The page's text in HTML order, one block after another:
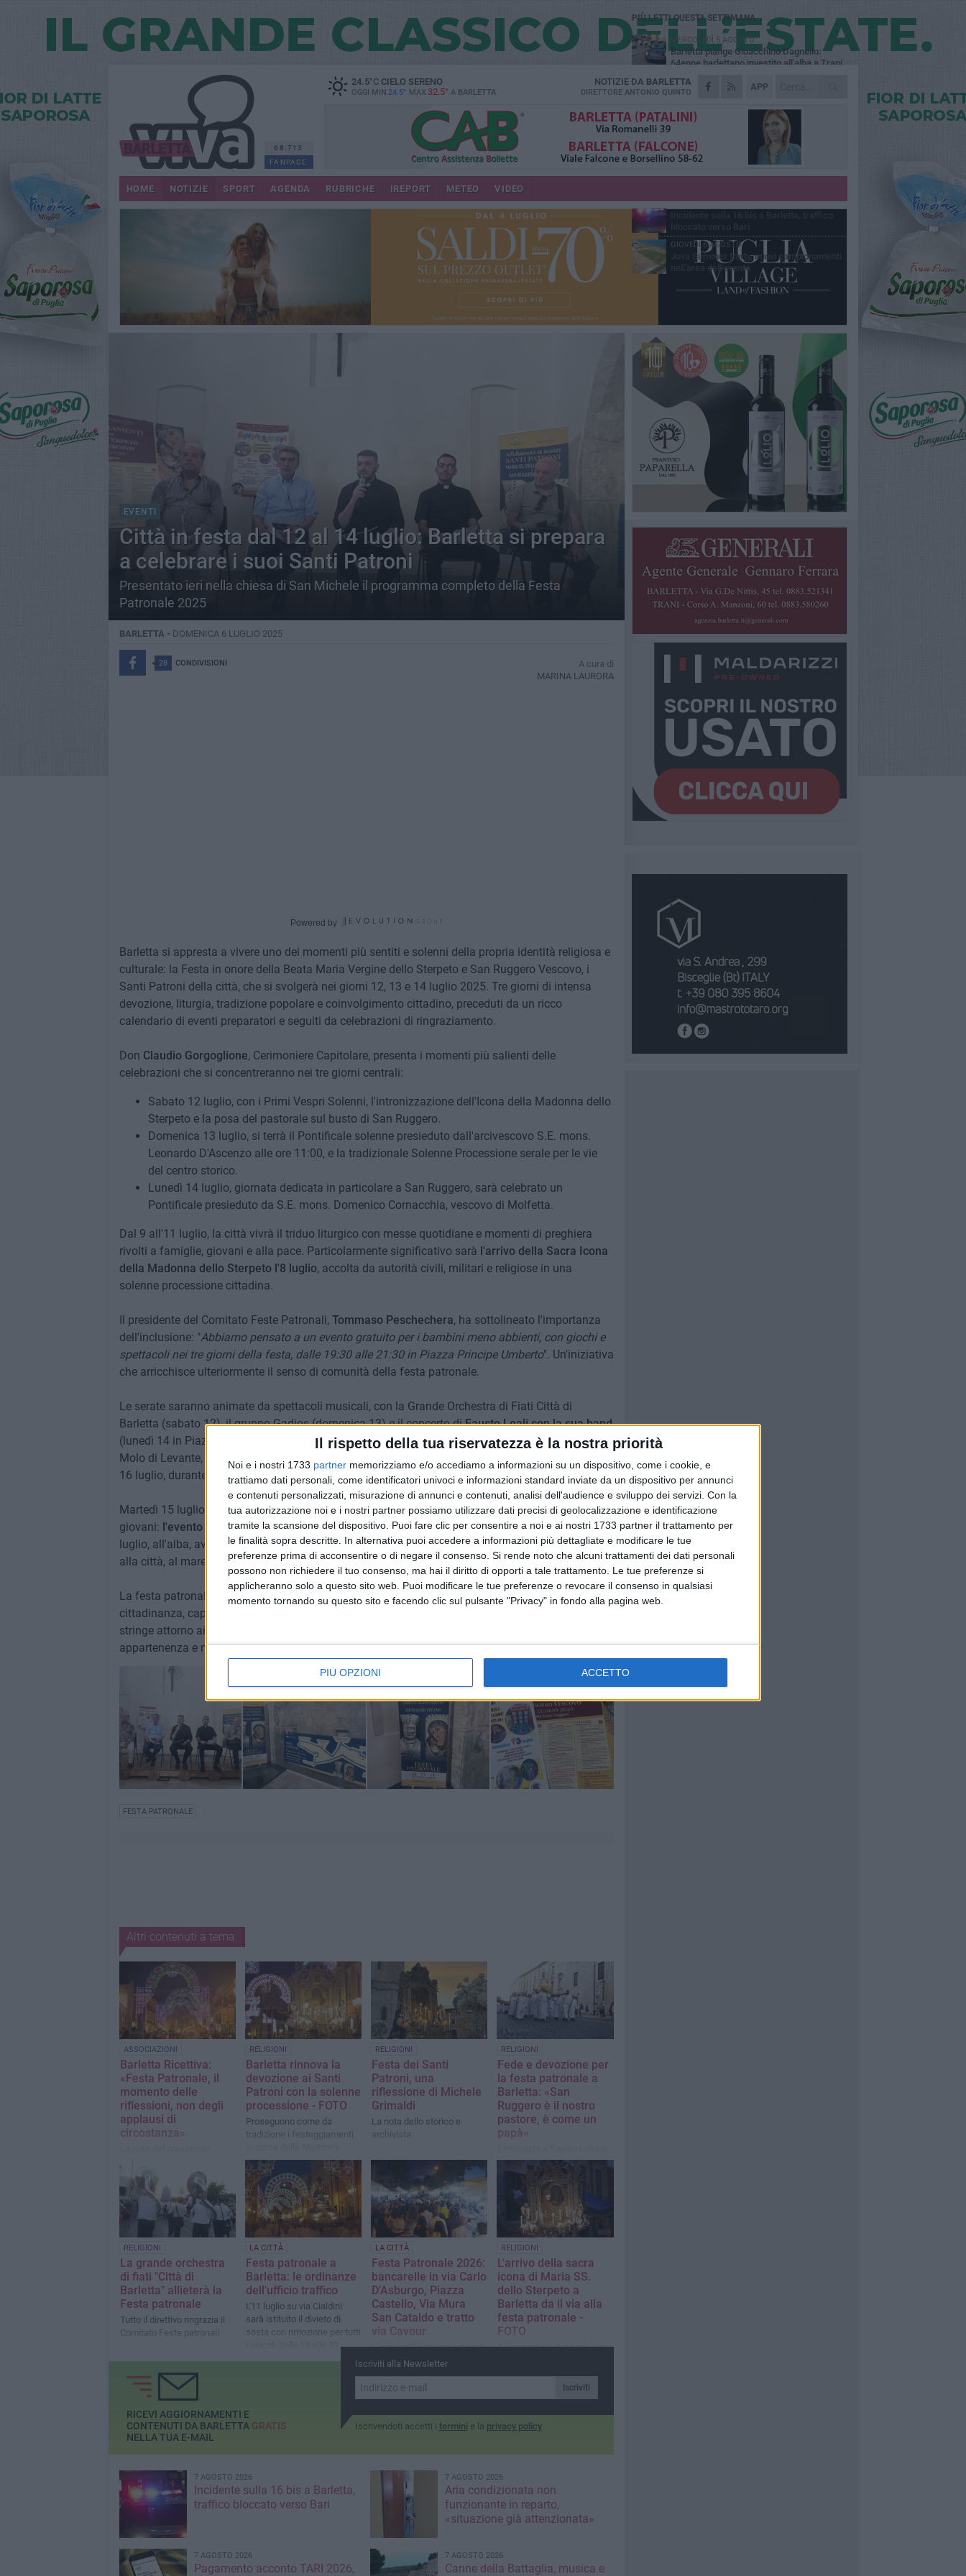
Il rispetto della tua riservatezza è la nostra priorità
Noi e i nostri 1733 partner memorizziamo e/o accediamo a informazioni su un dispositivo, come i cookie, e
trattiamo dati personali, come identificatori univoci e informazioni standard inviate da un dispositivo per annunci
e contenuti personalizzati, misurazione di annunci e contenuti, analisi dell'audience e sviluppo dei servizi. Con la
tua autorizzazione noi e i nostri partner possiamo utilizzare dati precisi di geolocalizzazione e identificazione
tramite la scansione del dispositivo. Puoi fare clic per consentire a noi e ai nostri 1733 partner il trattamento per
le finalità sopra descritte. In alternativa puoi accedere a informazioni più dettagliate e modificare le tue
preferenze prima di acconsentire o di negare il consenso. Si rende noto che alcuni trattamenti dei dati personali
possono non richiedere il tuo consenso, ma hai il diritto di opporti a tale trattamento. Le tue preferenze si
applicheranno solo a questo sito web. Puoi modificare le tue preferenze o revocare il consenso in qualsiasi
momento tornando su questo sito e facendo clic sul pulsante "Privacy" in fondo alla pagina web.
PIÙ OPZIONI ACCETTO
68.713
FANPAGE
24.5°CCIELO SERENO
OGGI MIN 24.5° MAX 32.5° A BARLETTA
APP
NOTIZIE DA BARLETTA
DIRETTORE ANTONIO QUINTO
HOME NOTIZIE SPORT AGENDA RUBRICHE IREPORT METEO VIDEO
EVENTI
Città in festa dal 12 al 14 luglio: Barletta si prepara
a celebrare i suoi Santi Patroni
Presentato ieri nella chiesa di San Michele il programma completo della Festa
Patronale 2025
BARLETTA - DOMENICA 6 LUGLIO 2025
28 CONDIVISIONI
A cura di
MARINA LAURORA
Powered by
Barletta si appresta a vivere uno dei momenti più sentiti e solenni della propria identità religiosa e
culturale: la Festa in onore della Beata Maria Vergine dello Sterpeto e San Ruggero Vescovo, i
Santi Patroni della città, che si svolgerà nei giorni 12, 13 e 14 luglio 2025. Tre giorni di intensa
devozione, liturgia, tradizione popolare e coinvolgimento cittadino, preceduti da un ricco
calendario di eventi preparatori e seguiti da celebrazioni di ringraziamento.
Don Claudio Gorgoglione, Cerimoniere Capitolare, presenta i momenti più salienti delle
celebrazioni che si concentreranno nei tre giorni centrali:
Sabato 12 luglio, con i Primi Vespri Solenni, l'intronizzazione dell'Icona della Madonna dello
Sterpeto e la posa del pastorale sul busto di San Ruggero.
Domenica 13 luglio, si terrà il Pontificale solenne presieduto dall'arcivescovo S.E. mons.
Leonardo D'Ascenzo alle ore 11:00, e la tradizionale Solenne Processione serale per le vie
del centro storico.
Lunedì 14 luglio, giornata dedicata in particolare a San Ruggero, sarà celebrato un
Pontificale presieduto da S.E. mons. Domenico Cornacchia, vescovo di Molfetta.
Dal 9 all'11 luglio, la città vivrà il triduo liturgico con messe quotidiane e momenti di preghiera
rivolti a famiglie, giovani e alla pace. Particolarmente significativo sarà l'arrivo della Sacra Icona
della Madonna dello Sterpeto l'8 luglio, accolta da autorità civili, militari e religiose in una
solenne processione cittadina.
Il presidente del Comitato Feste Patronali, Tommaso Peschechera, ha sottolineato l'importanza
dell'inclusione: "Abbiamo pensato a un evento gratuito per i bambini meno abbienti, con giochi e
spettacoli nei tre giorni della festa, dalle 19:30 alle 21:30 in Piazza Principe Umberto". Un'iniziativa
che arricchisce ulteriormente il senso di comunità della festa patronale.
Le serate saranno animate da spettacoli musicali, con la Grande Orchestra di Fiati Città di
Barletta (sabato 12), il gruppo Gadjos (domenica 13) e il concerto diFausto Leali con la sua band
(lunedì 14 in Piazza Aldo Moro). Immancabili anche le luminarie musicali, i fuochi d'artificio dal
Molo di Levante, e la tradizionale benedizione al mare e alle campagne nel giorno conclusivo del
16 luglio, durante la processione di rientro dei Santi Patroni.
Martedì 15 luglio sarà la Giornata di Ringraziamento, con un momento speciale dedicato ai
giovani: l'evento "Oratoriamoci", che culminerà in una celebrazione eucaristica nella Basilica. Il 16
luglio, all'alba, avverrà la processione di rientro dei Santi Patroni nelle loro sedi, con benedizioni
alla città, al mare e alle campagne.
La festa patronale di Barletta si conferma ogni anno un appuntamento irrinunciabile per la
cittadinanza, capace di unire spiritualità, cultura, arte e tradizione. Un momento in cui la città si
stringe attorno ai suoi Santi Protettori per rinnovare un legame profondo, fatto di devozione,
appartenenza e memoria collettiva.
FESTA PATRONALE
Altri contenuti a tema
ASSOCIAZIONI
Barletta Ricettiva:
«Festa Patronale, il
momento delle
riflessioni, non degli
applausi di
circostanza»
RELIGIONI
Barletta rinnova la
devozione ai Santi
Patroni con la solenne
processione - FOTO
Proseguono come da
tradizione i festeggiamenti
dello Sterpeto e San
Ruggero Vescovo
RELIGIONI
Festa dei Santi
Patroni, una
riflessione di Michele
Grimaldi
La nota dello storico e
archivista
RELIGIONI
Fede e devozione per
la festa patronale a
Barletta: «San
Ruggero è il nostro
pastore, è come un
papà»
presidente
dell’associazione “Portatori
di San Ruggero”
RELIGIONI
La grande orchestra
di fiati "Città di
Barletta" allieterà la
Festa patronale
Tutto il direttivo ringrazia il
Comitato Feste patronali
LA CITTÀ
Festa patronale a
Barletta: le ordinanze
dell'ufficio traffico
L'11 luglio su via Cialdini
sarà istituito il divieto di
sosta con rimozione per tutti
LA CITTÀ
Festa Patronale 2026:
bancarelle in via Carlo
D’Asburgo, Piazza
Castello, Via Mura
San Cataldo e tratto
via Cavour
I "paninari" saranno presenti
sulla litoranea di Ponente
RELIGIONI
L'arrivo della sacra
icona di Maria SS.
dello Sterpeto a
Barletta da il via alla
festa patronale -
FOTO
Ad accogliere la sacra icona
di San Ruggiero, in
occasione dei 750 anni della
Santo
Iscriviti alla Newsletter
Iscriviti
Iscrivendoti accetti i termini e la privacy policy
RICEVI AGGIORNAMENTI E
CONTENUTI DA BARLETTA GRATIS
NELLA TUA E-MAIL
7 AGOSTO 2026
Incidente sulla 16 bis a Barletta,
traffico bloccato verso Bari
7 AGOSTO 2026
Aria condizionata non
funzionante in reparto,
«situazione già attenzionata»
7 AGOSTO 2026
Pagamento acconto TARI 2026,
7 AGOSTO 2026
Canne della Battaglia, musica e
PIÙ LETTI QUESTA SETTIMANA
MERCOLEDÌ 5 AGOSTO
Barletta piange Gioacchino Dagnello:
64enne barlettano investito all'alba a Trani
GIOVEDÌ 6 AGOSTO
Il ricordo di "Cecco", il benzinaio col
separavano dalla pensione»
MERCOLEDÌ 5 AGOSTO
Jova Summer Party, giovedì mattina
sopralluogo nell'area dell'evento
DOMENICA 2 AGOSTO
Beni confiscati alla mafia. Nasce il servizio
VENERDÌ 7 AGOSTO
GIOVEDÌ 6 AGOSTO
Jova Summer Party, nuovi campionamenti
nell'area dell'evento